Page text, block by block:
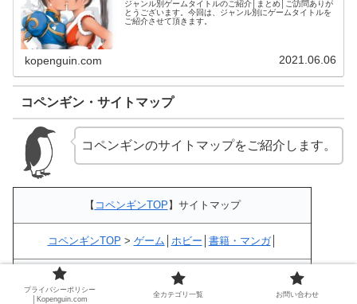
ジャンル別ゲームタイトルのご紹介│まとめ│ご訪問ありが
とうございます。今回は、ジャンル別にゲームタイトルを
ご紹介させて頂きます。
kopenguin.com 2021.06.06
コペンギン・サイトマップ
コペンギンのサイトマップをご紹介します。
【 コペンギンTOP 】サイトマップ
コペンギンTOP > ゲーム ホビー 書籍・マンガ│
コペンギンTOP ホビー
●ゲームTOP>ランキング 傑作・名作
ジャンル別
プライバシーポリシー
│Kopenguin.com
全カテゴリ一覧 お問い合わせ